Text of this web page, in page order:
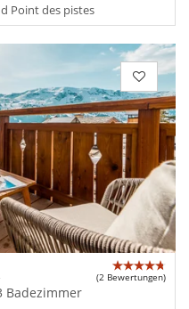
Point des pistes
(2 Bewertungen)
Badezimmer